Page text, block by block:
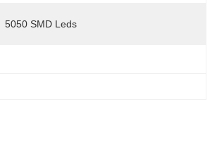
5050 SMD Leds